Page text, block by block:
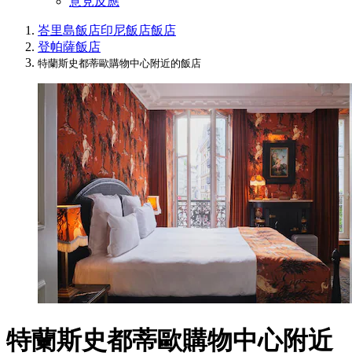
峇里島飯店印尼飯店飯店
登帕薩飯店
特蘭斯史都蒂歐購物中心附近的飯店
特蘭斯史都蒂歐購物中心附近